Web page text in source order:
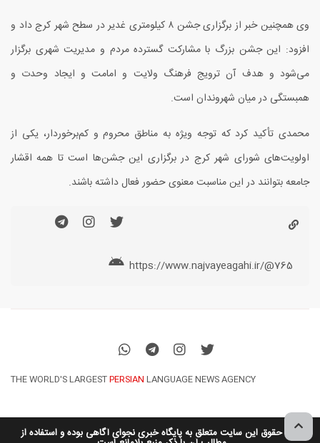
وی همچنین خبر از برگزاری جشن ۸ کیلومتری غدیر در سطح شهر کرج داد و
افزود: این جشن بزرگ با مشارکت گسترده مردم و مدیریت شهری برگزار
می‌شود و هدف آن ترویج فرهنگ ولایت و امامت و ایجاد وحدت و
همبستگی در میان شهروندان است.
محمدی تأکید کرد که توجه ویژه به مناطق محروم و کم‌برخوردار، یکی از
اولویت‌های شورای شهر کرج در برگزاری این جشن‌ها است تا همه اقشار
جامعه بتوانند در این مناسبت معنوی حضور فعال داشته باشند.
https://www.najvayeagahi.ir/@765
THE WORLD'S LARGESTPERSIAN LANGUAGE NEWS AGENCY
کلیه حقوق این سایت متعلق به پایگاه خبری نجوای آگاهی بوده و استفاده از